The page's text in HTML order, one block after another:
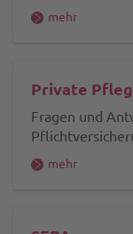
mehr
Private
Fragen und
mehr